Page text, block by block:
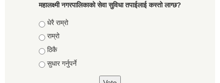
महालक्ष्मी नगरपालिकाको सेवा सुविधा तपाईलाई कस्तो लाग्छ?
Choices
धेरै राम्रो
राम्रो
ठिकै
सुधार गर्नुपर्ने